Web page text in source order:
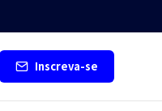
Inscreva-se